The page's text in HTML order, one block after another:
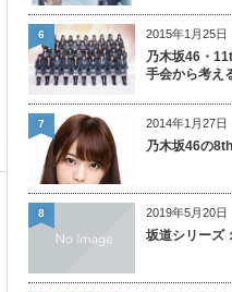
2015年1月25日
乃木坂46・
手会から考え
6
2014年1月27日
乃木坂46の
7
2019年5月20日
坂道シリーズ
8